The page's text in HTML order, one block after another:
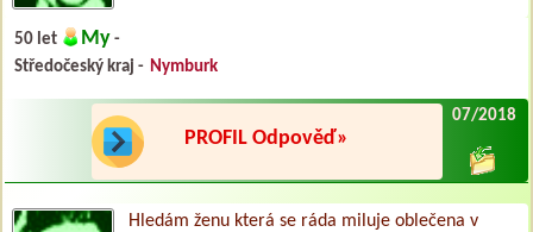
50 let My -
Středočeský kraj - Nymburk
PROFIL Odpověď»
07/2018
Hledám ženu která se ráda miluje oblečena v